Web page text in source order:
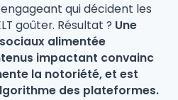
qui décident les
goûter. Résultat ? Une
alimentée
impactant convainc
la notoriété, et est
des plateformes.